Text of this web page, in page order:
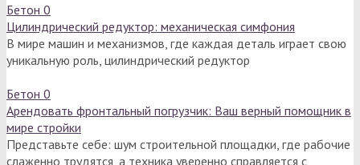
Бетон 0
Цилиндрический редуктор: механическая симфония
В мире машин и механизмов, где каждая деталь играет свою
уникальную роль, цилиндрический редуктор
Бетон 0
Арендовать фронтальный погрузчик: Ваш верный помощник в
мире стройки
Представьте себе: шум строительной площадки, где рабочие
слаженно трудятся, а техника уверенно справляется с